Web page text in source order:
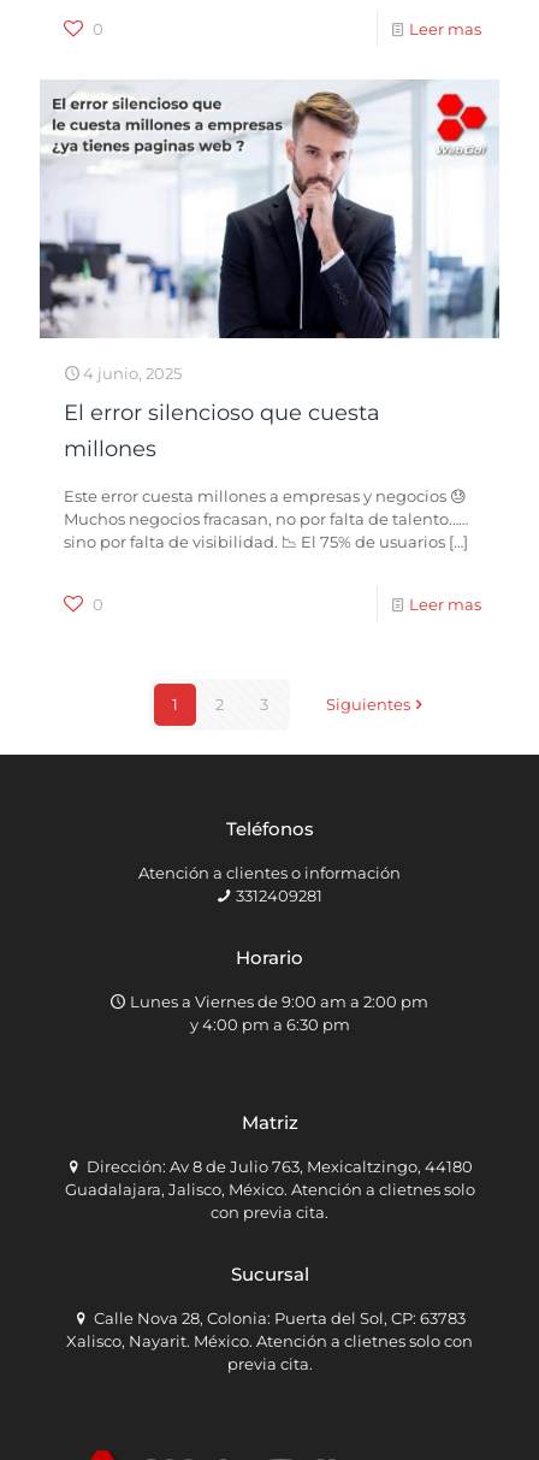
0 Leer mas
4 junio, 2025
El error silencioso que cuesta
millones
Este error cuesta millones a empresas y negocios 😓
Muchos negocios fracasan, no por falta de talento……
sino por falta de visibilidad. 📉 El 75% de usuarios […]
0 Leer mas
1 2 3 Siguientes
Teléfonos
Atención a clientes o información
3312409281
Horario
Lunes a Viernes de 9:00 am a 2:00 pm
y 4:00 pm a 6:30 pm
Matriz
Dirección: Av 8 de Julio 763, Mexicaltzingo, 44180
Guadalajara, Jalisco, México. Atención a clietnes solo
con previa cita.
Sucursal
Calle Nova 28, Colonia: Puerta del Sol, CP: 63783
Xalisco, Nayarit. México. Atención a clietnes solo con
previa cita.